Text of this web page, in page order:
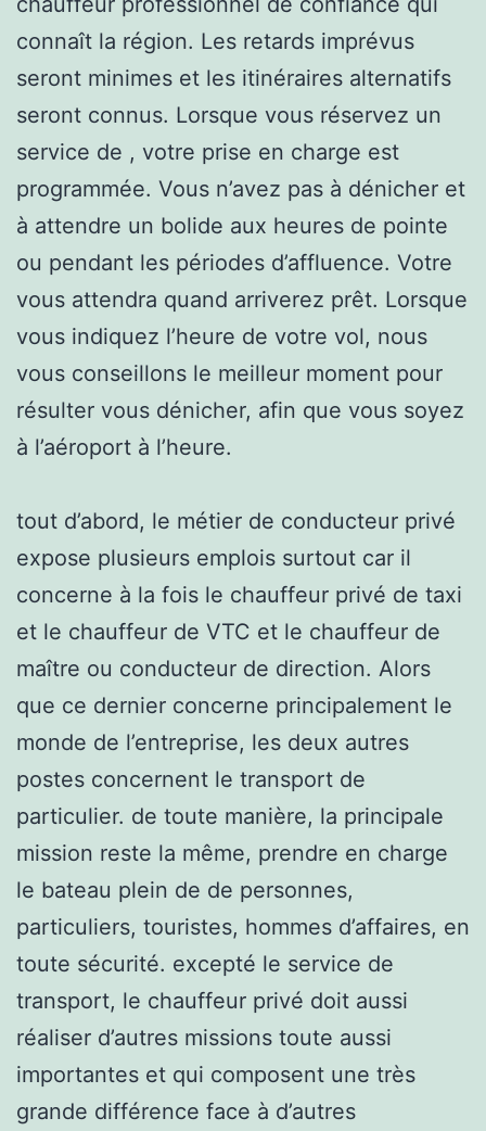
connaît la région. Les retards imprévus
seront minimes et les itinéraires alternatifs
seront connus. Lorsque vous réservez un
service de , votre prise en charge est
programmée. Vous n’avez pas à dénicher et
à attendre un bolide aux heures de pointe
ou pendant les périodes d’affluence. Votre
vous attendra quand arriverez prêt. Lorsque
vous indiquez l’heure de votre vol, nous
vous conseillons le meilleur moment pour
résulter vous dénicher, afin que vous soyez
à l’aéroport à l’heure.
tout d’abord, le métier de conducteur privé
expose plusieurs emplois surtout car il
concerne à la fois le chauffeur privé de taxi
et le chauffeur de VTC et le chauffeur de
maître ou conducteur de direction. Alors
que ce dernier concerne principalement le
monde de l’entreprise, les deux autres
postes concernent le transport de
particulier. de toute manière, la principale
mission reste la même, prendre en charge
le bateau plein de de personnes,
particuliers, touristes, hommes d’affaires, en
toute sécurité. excepté le service de
transport, le chauffeur privé doit aussi
réaliser d’autres missions toute aussi
importantes et qui composent une très
grande différence face à d’autres